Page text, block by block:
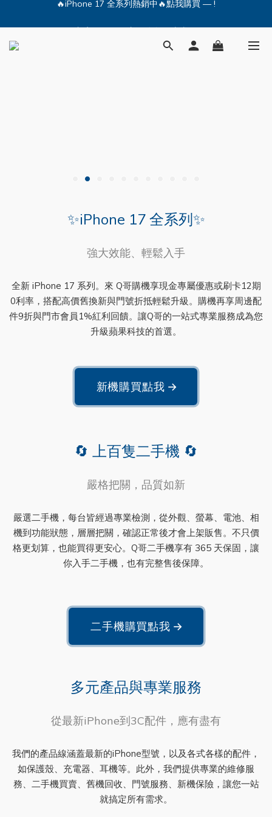
🔥iPhone 17 全系列熱銷中🔥點我購買 — !
✨iPhone 17 全系列✨
強大效能、輕鬆入手
全新 iPhone 17 系列。來 Q哥購機享現金專屬優惠或刷卡12期
0利率，搭配高價舊換新與門號折抵輕鬆升級。購機再享周邊配
件9折與門市會員1%紅利回饋。讓Q哥的一站式專業服務成為您
升級蘋果科技的首選。
新機購買點我 →
🔄 上百隻二手機 🔄
嚴格把關，品質如新
嚴選二手機，每台皆經過專業檢測，從外觀、螢幕、電池、相
機到功能狀態，層層把關，確認正常後才會上架販售。不只價
格更划算，也能買得更安心。Q哥二手機享有 365 天保固，讓
你入手二手機，也有完整售後保障。
二手機購買點我 →
多元產品與專業服務
從最新iPhone到3C配件，應有盡有
我們的產品線涵蓋最新的iPhone型號，以及各式各樣的配件，
如保護殼、充電器、耳機等。此外，我們提供專業的維修服
務、二手機買賣、舊機回收、門號服務、新機保險，讓您一站
就搞定所有需求。